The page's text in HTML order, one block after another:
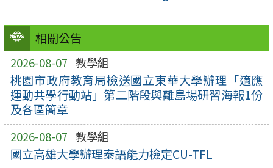
相關公告
2026-08-07 教學組
桃園市政府教育局檢送國立東華大學辦理「適應
運動共學行動站」第二階段與離島場研習海報1份
及各區簡章
2026-08-07 教學組
國立高雄大學辦理泰語能力檢定CU-TFL